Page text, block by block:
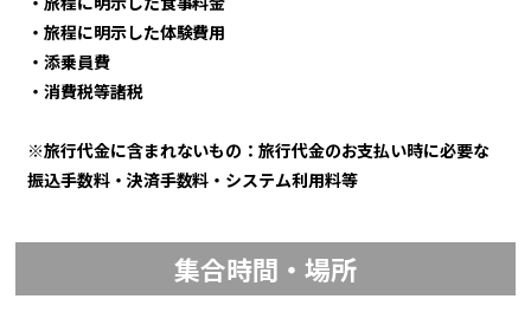
・旅程に明示した体験費用
・添乗員費
・消費税等諸税
※旅行代金に含まれないもの：旅行代金のお支払い時に必要な
振込手数料・決済手数料・システム利用料等
集合時間・場所